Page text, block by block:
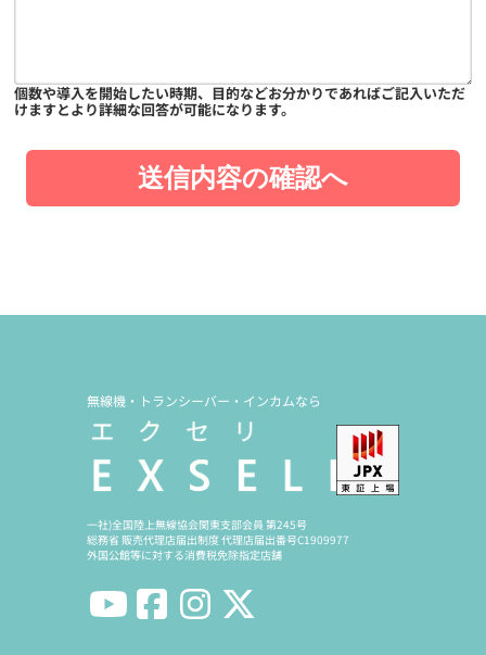
個数や導入を開始したい時期、目的などお分かりであればご記入いただ
けますとより詳細な回答が可能になります。
送信内容の確認へ
無線機・トランシーバー・インカムなら
一社)全国陸上無線協会関東支部会員 第245号
総務省 販売代理店届出制度 代理店届出番号C1909977
外国公館等に対する消費税免除指定店舗